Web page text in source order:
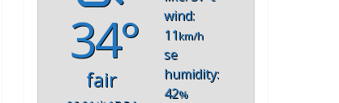
34°
fair
wind:
11km/h
se
humidity:
42%